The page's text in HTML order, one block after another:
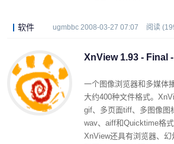
软件 ugmbbc 2008-03-27 07:07 阅读
XnView 1.93 - Final
一个图像浏览器和多媒体
大约400种文件格式。
gif、多页面tiff、多图像图
wav、aiff和Quicktime格式
XnView还具有浏览器、